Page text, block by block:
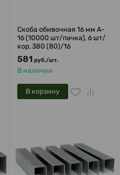
Скоба обивочная 16 мм A-
16 (10000 шт/пачка), 6 шт/
кор, 380 (80)/16
581 руб./шт.
В наличии
В корзину